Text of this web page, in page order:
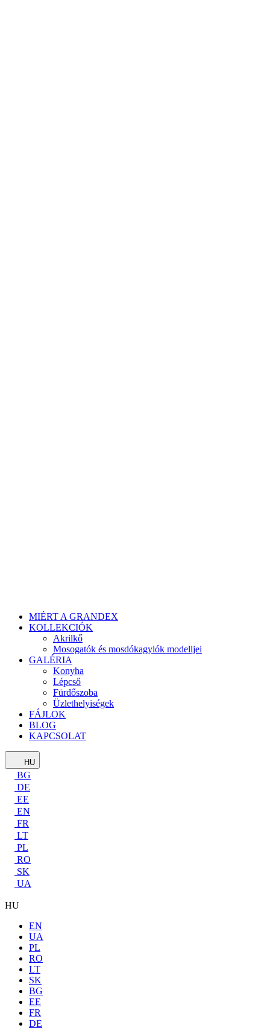
MIÉRT A GRANDEX
KOLLEKCIÓK
Akrilkő
Mosogatók és mosdókagylók modelljei
GALÉRIA
Konyha
Lépcső
Fürdőszoba
Üzlethelyiségek
FÁJLOK
BLOG
KAPCSOLAT
HU
BG
DE
EE
EN
FR
LT
PL
RO
SK
UA
HU
EN
UA
PL
RO
LT
SK
BG
EE
FR
DE